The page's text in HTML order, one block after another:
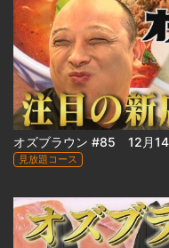
見放題コース